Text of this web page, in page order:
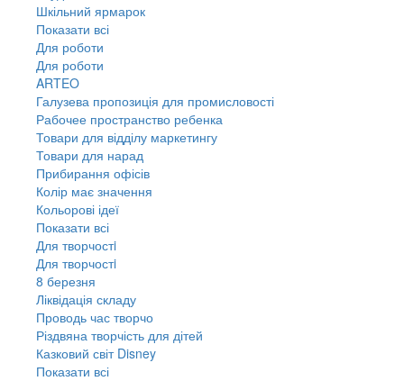
Шкільний ярмарок
Показати всі
Для роботи
Для роботи
ARTEO
Галузева пропозиція для промисловості
Рабочее пространство ребенка
Товари для відділу маркетингу
Товари для нарад
Прибирання офісів
Колір має значення
Кольорові ідеї
Показати всі
Для творчостi
Для творчостi
8 березня
Ліквідація складу
Проводь час творчо
Різдвяна творчість для дітей
Казковий світ Disney
Показати всі